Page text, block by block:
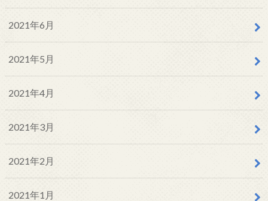
2021年6月
2021年5月
2021年4月
2021年3月
2021年2月
2021年1月